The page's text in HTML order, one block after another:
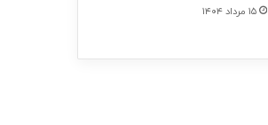
۱۵ مرداد ۱۴۰۴